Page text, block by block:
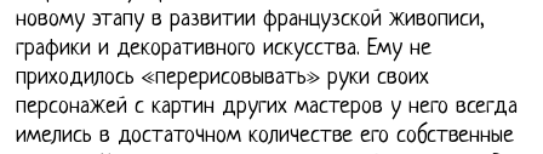
новому этапу в развитии французской живописи,
графики и декоративного искусства. Ему не
приходилось «перерисовывать» руки своих
персонажей с картин других мастеров у него всегда
имелись в достаточном количестве его собственные